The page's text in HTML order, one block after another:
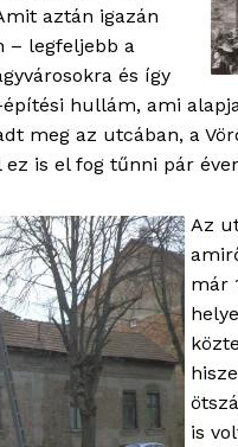
aztán igazán
– legfeljebb a
és így
hullám, ami
meg az utcában, a
is el fog tűnni pár
Az
már
is